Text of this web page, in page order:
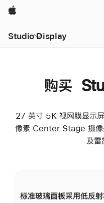
Apple
Studio Display
购买
27 英寸 5K 视网膜显示
像素 Center Stage 摄像
及雷
标准玻璃面板采用低反